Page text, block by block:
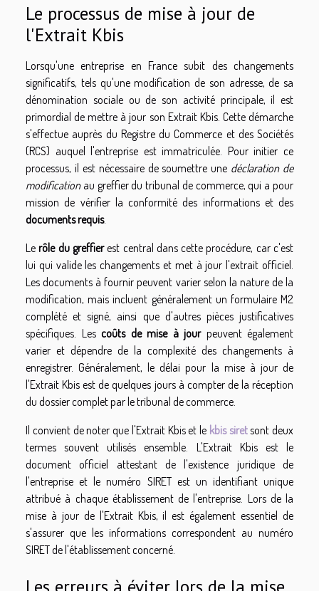
Le processus de mise à jour de
l'Extrait Kbis
Lorsqu'une entreprise en France subit des changements
significatifs, tels qu'une modification de son adresse, de sa
dénomination sociale ou de son activité principale, il est
primordial de mettre à jour son Extrait Kbis. Cette démarche
s'effectue auprès du Registre du Commerce et des Sociétés
(RCS) auquel l'entreprise est immatriculée. Pour initier ce
processus, il est nécessaire de soumettre une déclaration de
modificationau greffier du tribunal de commerce, qui a pour
mission de vérifier la conformité des informations et des
documents requis.
Lerôle du greffierest central dans cette procédure, car c'est
lui qui valide les changements et met à jour l'extrait officiel.
Les documents à fournir peuvent varier selon la nature de la
modification, mais incluent généralement un formulaire M2
complété et signé, ainsi que d'autres pièces justificatives
spécifiques. Les coûts de mise à jourpeuvent également
varier et dépendre de la complexité des changements à
enregistrer. Généralement, le délai pour la mise à jour de
l'Extrait Kbis est de quelques jours à compter de la réception
du dossier complet par le tribunal de commerce.
Il convient de noter que l'Extrait Kbis et le kbis siretsont deux
termes souvent utilisés ensemble. L'Extrait Kbis est le
document officiel attestant de l'existence juridique de
l'entreprise et le numéro SIRET est un identifiant unique
attribué à chaque établissement de l'entreprise. Lors de la
mise à jour de l'Extrait Kbis, il est également essentiel de
s'assurer que les informations correspondent au numéro
SIRET de l'établissement concerné.
Les erreurs à éviter lors de la mise